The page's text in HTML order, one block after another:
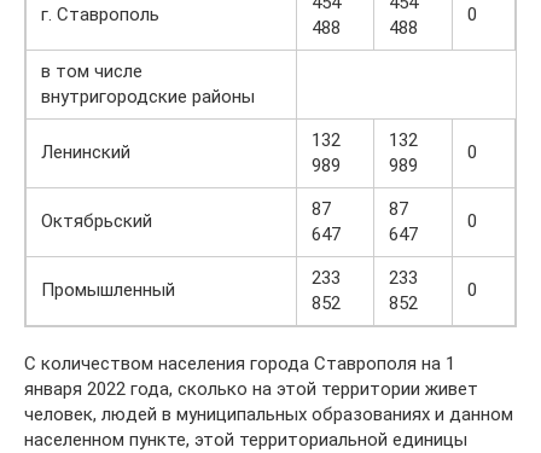
г. Ставрополь
488
488
0
в том числе
внутригородские районы
Ленинский
132
989
132
989
0
Октябрьский
87
647
87
647
0
Промышленный
233
852
233
852
0
С количеством населения города Ставрополя на 1
января 2022 года, сколько на этой территории живет
человек, людей в муниципальных образованиях и данном
населенном пункте, этой территориальной единицы